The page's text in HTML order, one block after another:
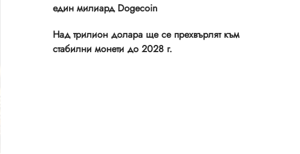
един милиард Dogecoin
Над трилион долара ще се прехвърлят към
стабилни монети до 2028 г.